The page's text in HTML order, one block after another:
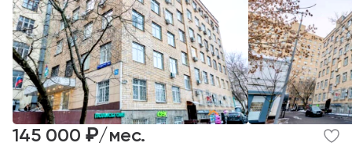
145 000 ₽/мес.